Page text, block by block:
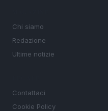
Chi siamo
Redazione
Ultime notizie
Contattaci
Cookie Policy